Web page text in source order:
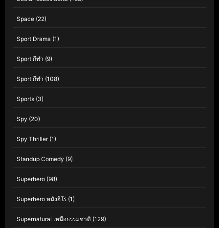
Space (22)
Sport Drama (1)
Sport กีฬา (9)
Sport กีฬา (108)
Sports (3)
Spy (20)
Spy Thriller(1)
Standup Comedy (9)
Superhero (98)
Superhero หนังฮีโร่ (1)
Supernatural เหนือธรรมชาติ (129)